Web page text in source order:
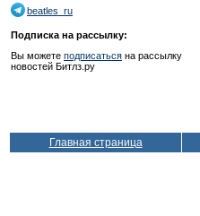
beatles_ru
Подписка на рассылку:
Вы можете подписаться на рассылку
новостей Битлз.ру
Главная страница